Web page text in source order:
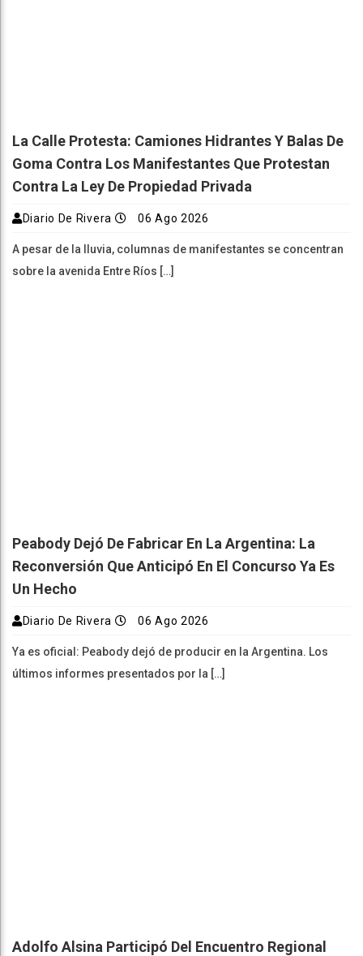
La Calle Protesta: Camiones Hidrantes Y Balas De
Goma Contra Los Manifestantes Que Protestan
Contra La Ley De Propiedad Privada
Diario De Rivera 06 Ago 2026
A pesar de la lluvia, columnas de manifestantes se concentran
sobre la avenida Entre Ríos […]
Peabody Dejó De Fabricar En La Argentina: La
Reconversión Que Anticipó En El Concurso Ya Es
Un Hecho
Diario De Rivera 06 Ago 2026
Ya es oficial: Peabody dejó de producir en la Argentina. Los
últimos informes presentados por la […]
Adolfo Alsina Participó Del Encuentro Regional